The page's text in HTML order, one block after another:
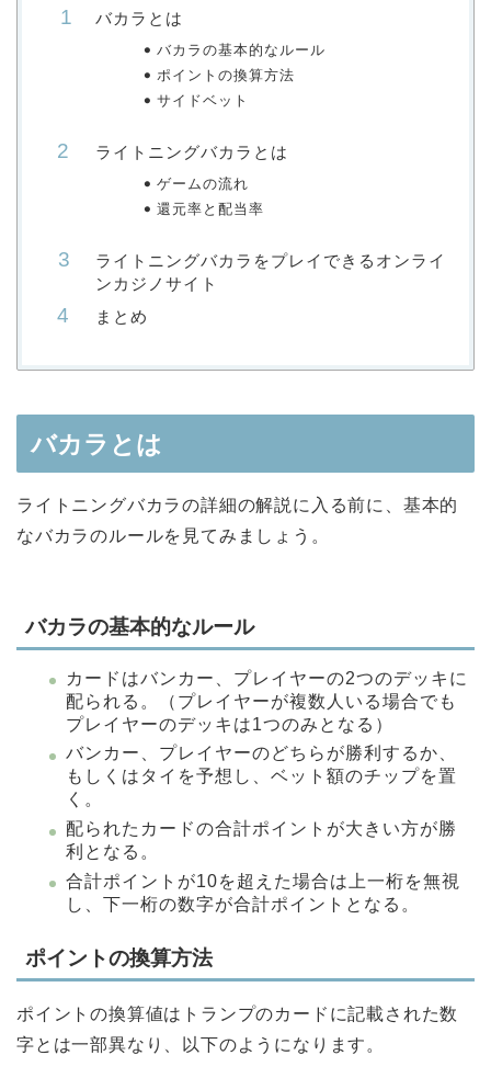
バカラとは
バカラの基本的なルール
ポイントの換算方法
サイドベット
ライトニングバカラとは
ゲームの流れ
還元率と配当率
ライトニングバカラをプレイできるオンライ
ンカジノサイト
まとめ
バカラとは
ライトニングバカラの詳細の解説に入る前に、基本的
なバカラのルールを見てみましょう。
バカラの基本的なルール
カードはバンカー、プレイヤーの2つのデッキに
配られる。（プレイヤーが複数人いる場合でも
プレイヤーのデッキは1つのみとなる）
バンカー、プレイヤーのどちらが勝利するか、
もしくはタイを予想し、ベット額のチップを置
く。
配られたカードの合計ポイントが大きい方が勝
利となる。
合計ポイントが10を超えた場合は上一桁を無視
し、下一桁の数字が合計ポイントとなる。
ポイントの換算方法
ポイントの換算値はトランプのカードに記載された数
字とは一部異なり、以下のようになります。